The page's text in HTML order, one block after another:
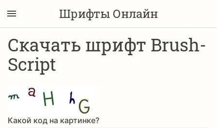
Шрифты Онлайн
Скачать шрифт Brush-
Script
Какой код на картинке?